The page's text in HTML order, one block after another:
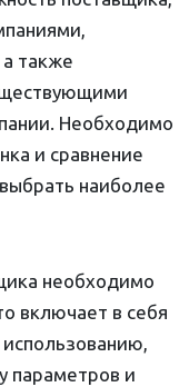
также
Необходимо
и сравнение
наиболее
необходимо
включает в себя
использованию,
параметров и